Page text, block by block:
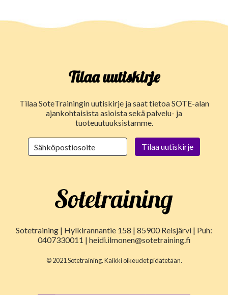
Tilaa uutiskirje
Tilaa SoteTrainingin uutiskirje ja saat tietoa SOTE-alan
ajankohtaisista asioista sekä palvelu- ja
tuoteuutuuksistamme.
Sotetraining | Hylkirannantie 158 | 85900 Reisjärvi | Puh:
0407330011 | heidi.ilmonen@sotetraining.fi
© 2021 Sotetraining. Kaikki oikeudet pidätetään.